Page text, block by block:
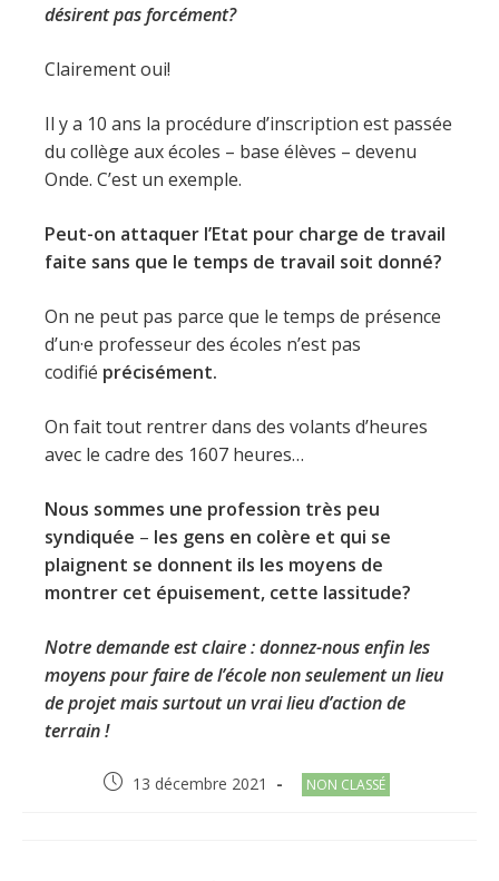
désirent pas forcément?
Clairement oui!
Il y a 10 ans la procédure d’inscription est passée
du collège aux écoles – base élèves – devenu
Onde. C’est un exemple.
Peut-on attaquer l’Etat pour charge de travail
faite sans que le temps de travail soit donné?
On ne peut pas parce que le temps de présence
d’un·e professeur des écoles n’est pas
codifié précisément.
On fait tout rentrer dans des volants d’heures
avec le cadre des 1607 heures…
Nous sommes une profession très peu
syndiquée – les gens en colère et qui se
plaignent se donnent ils les moyens de
montrer cet épuisement, cette lassitude?
Notre demande est claire : donnez-nous enfin les
moyens pour faire de l’école non seulement un lieu
de projet mais surtout un vrai lieu d’action de
terrain !
Post13 décembre 2021
Post
NON CLASSÉ